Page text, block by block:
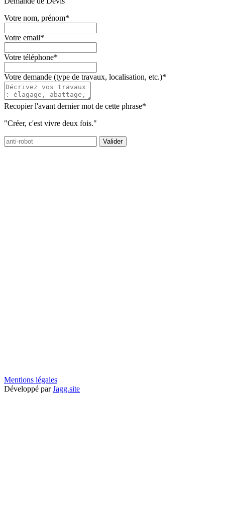
Votre nom, prénom*
Votre email*
Votre téléphone*
Votre demande (type de travaux, localisation, etc.)*
Recopier l'avant dernier mot de cette phrase*
"Créer, c'est vivre deux fois."
Mentions légales
Développé parJagg.site